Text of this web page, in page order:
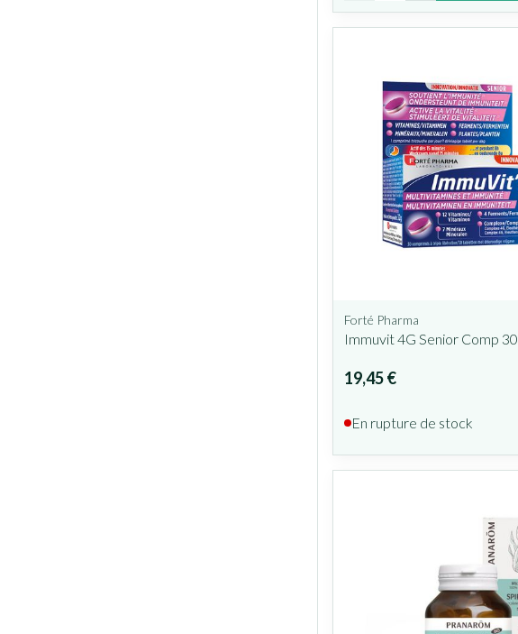
Forté Pharma
Immuvit 4G Senior Comp 30
19,45 €
En rupture de stock